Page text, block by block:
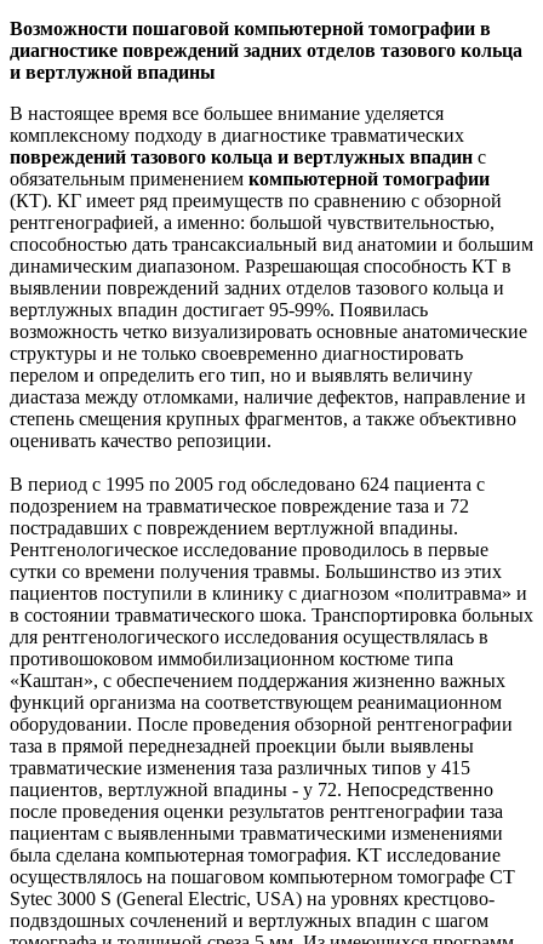
Возможности пошаговой компьютерной томографии в
диагностике повреждений задних отделов тазового кольца
и вертлужной впадины
В настоящее время все большее внимание уделяется
комплексному подходу в диагностике травматических
повреждений тазового кольца и вертлужных впадин с
обязательным применением компьютерной томографии
(КТ). КГ имеет ряд преимуществ по сравнению с обзорной
рентгенографией, а именно: большой чувствительностью,
способностью дать трансаксиальный вид анатомии и большим
динамическим диапазоном. Разрешающая способность КТ в
выявлении повреждений задних отделов тазового кольца и
вертлужных впадин достигает 95-99%. Появилась
возможность четко визуализировать основные анатомические
структуры и не только своевременно диагностировать
перелом и определить его тип, но и выявлять величину
диастаза между отломками, наличие дефектов, направление и
степень смещения крупных фрагментов, а также объективно
оценивать качество репозиции.
В период с 1995 по 2005 год обследовано 624 пациента с
подозрением на травматическое повреждение таза и 72
пострадавших с повреждением вертлужной впадины.
Рентгенологическое исследование проводилось в первые
сутки со времени получения травмы. Большинство из этих
пациентов поступили в клинику с диагнозом «политравма» и
в состоянии травматического шока. Транспортировка больных
для рентгенологического исследования осуществлялась в
противошоковом иммобилизационном костюме типа
«Каштан», с обеспечением поддержания жизненно важных
функций организма на соответствующем реанимационном
оборудовании. После проведения обзорной рентгенографии
таза в прямой переднезадней проекции были выявлены
травматические изменения таза различных типов у 415
пациентов, вертлужной впадины - у 72. Непосредственно
после проведения оценки результатов рентгенографии таза
пациентам с выявленными травматическими изменениями
была сделана компьютерная томография. КТ исследование
осуществлялось на пошаговом компьютерном томографе СТ
Sytec 3000 S (General Electric, USA) на уровнях крестцово-
подвздошных сочленений и вертлужных впадин с шагом